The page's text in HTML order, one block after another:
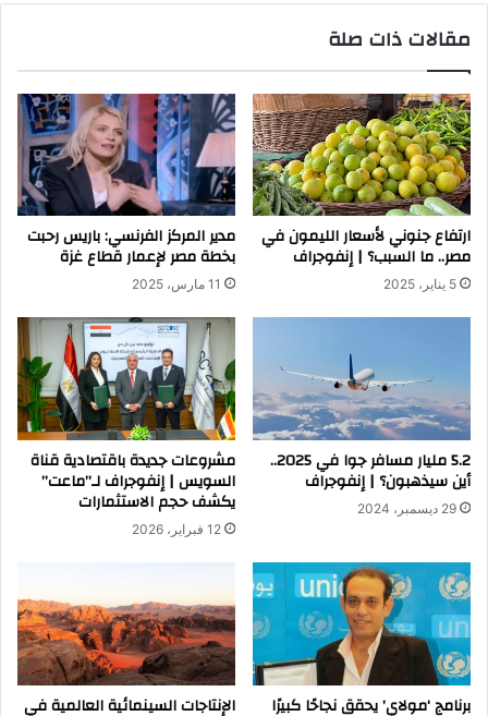
مقالات ذات صلة
ارتفاع جنوني لأسعار الليمون في
مصر.. ما السبب؟ | إنفوجراف
5 يناير، 2025
مدير المركز الفرنسي: باريس رحبت
بخطة مصر لإعمار قطاع غزة
11 مارس، 2025
5.2 مليار مسافر جوا في 2025..
أين سيذهبون؟ | إنفوجراف
29 ديسمبر، 2024
مشروعات جديدة باقتصادية قناة
السويس | إنفوجراف لـ”ماعت”
يكشف حجم الاستثمارات
12 فبراير، 2026
برنامج ‘مولاي’ يحقق نجاحًا كبيرًا الإنتاجات السينمائية العالمية في